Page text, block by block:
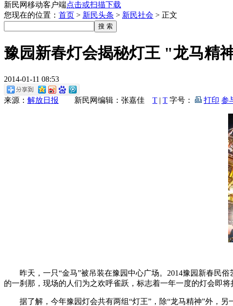
新民网移动客户端点击或扫描下载
您现在的位置： 首页 > 新民头条 > 新民社会 > 正文
豫园新春灯会揭秘灯王 "龙马精
2014-01-11 08:53
来源： 解放日报 新民网编辑：张嘉佳 T | T 字号： 打印 参
昨天，一只“金马”被吊装在豫园中心广场。2014豫园新春民俗
的一刹那，现场的人们为之欢呼雀跃，标志着一年一度的灯会即将
据了解，今年豫园灯会共有两组“灯王”，除“龙马精神”外，另